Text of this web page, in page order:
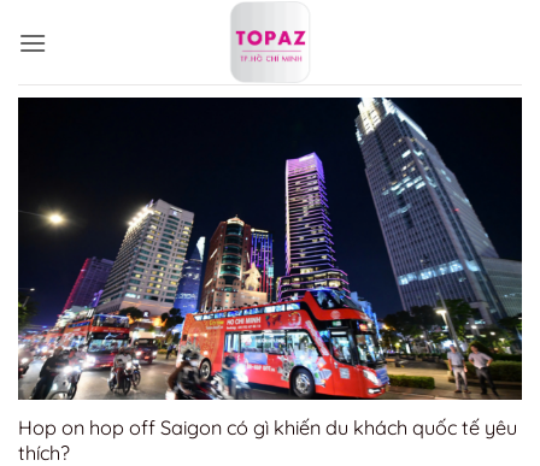
qua
dung
Hop on hop off Saigon có gì khiến du khách quốc tế yêu
thích?